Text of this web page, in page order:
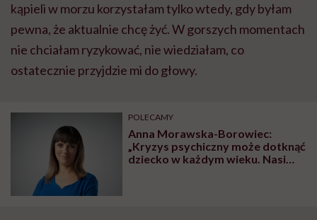
kąpieli w morzu korzystałam tylko wtedy, gdy byłam
pewna, że aktualnie chcę żyć. W gorszych momentach
nie chciałam ryzykować, nie wiedziałam, co
ostatecznie przyjdzie mi do głowy.
POLECAMY
Anna Morawska-Borowiec:
„Kryzys psychiczny może dotknąć
dziecko w każdym wieku. Nasi